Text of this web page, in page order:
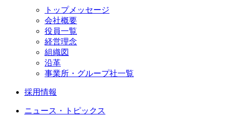
トップメッセージ
会社概要
役員一覧
経営理念
組織図
沿革
事業所・グループ社一覧
採用情報
ニュース・トピックス